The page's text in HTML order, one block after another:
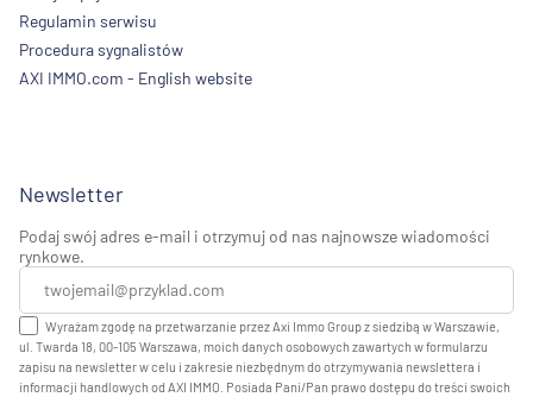
Regulamin serwisu
Procedura sygnalistów
AXI IMMO.com - English website
Newsletter
Podaj swój adres e-mail i otrzymuj od nas najnowsze wiadomości
rynkowe.
Wyrażam zgodę na przetwarzanie przez Axi Immo Group z siedzibą w Warszawie,
ul. Twarda 18, 00-105 Warszawa, moich danych osobowych zawartych w formularzu
zapisu na newsletter w celu i zakresie niezbędnym do otrzymywania newslettera i
informacji handlowych od AXI IMMO. Posiada Pani/Pan prawo dostępu do treści swoich